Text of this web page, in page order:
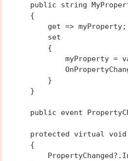
public string
    {
        get => myProperty;
        set
        {
myProperty =
        }
    }
public event
protected virtual
    {